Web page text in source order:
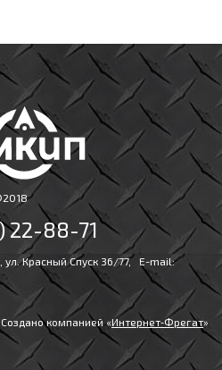
22-88-71
ул. Красный Спуск 36/77, E-mail:
Создано компанией «Интернет‑Фрегат»